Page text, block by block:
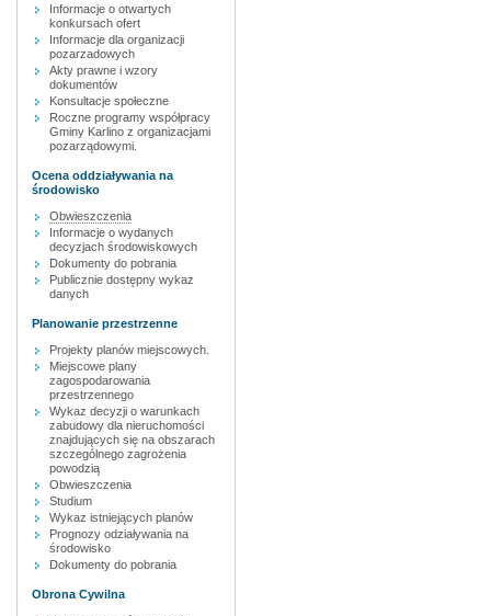
Informacje o otwartych
konkursach ofert
Informacje dla organizacji
pozarzadowych
Akty prawne i wzory
dokumentów
Konsultacje społeczne
Roczne programy współpracy
Gminy Karlino z organizacjami
pozarządowymi.
Ocena oddziaływania na
środowisko
Obwieszczenia
Informacje o wydanych
decyzjach środowiskowych
Dokumenty do pobrania
Publicznie dostępny wykaz
danych
Planowanie przestrzenne
Projekty planów miejscowych.
Miejscowe plany
zagospodarowania
przestrzennego
Wykaz decyzji o warunkach
zabudowy dla nieruchomości
znajdujących się na obszarach
szczególnego zagrożenia
powodzią
Obwieszczenia
Studium
Wykaz istniejących planów
Prognozy odziaływania na
środowisko
Dokumenty do pobrania
Obrona Cywilna